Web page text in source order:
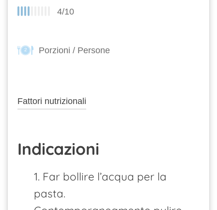
4/10
2 Porzioni / Persone
Fattori nutrizionali
Indicazioni
1. Far bollire l’acqua per la
pasta.